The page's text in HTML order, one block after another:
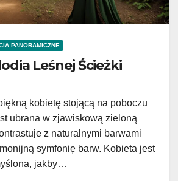
PANORAMICZNE
Leśnej Ścieżki
kobietę stojącą na poboczu
ubrana w zjawiskową zieloną
z naturalnymi barwami
symfonię barw. Kobieta jest
jakby…